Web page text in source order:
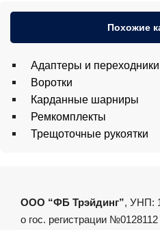
Похожие
Адаптеры и переходники
Воротки
Карданные шарниры
Ремкомплекты
Трещоточные рукоятки
ООО “ФБ Трэйдинг”, УНП:
о гос. регистрации